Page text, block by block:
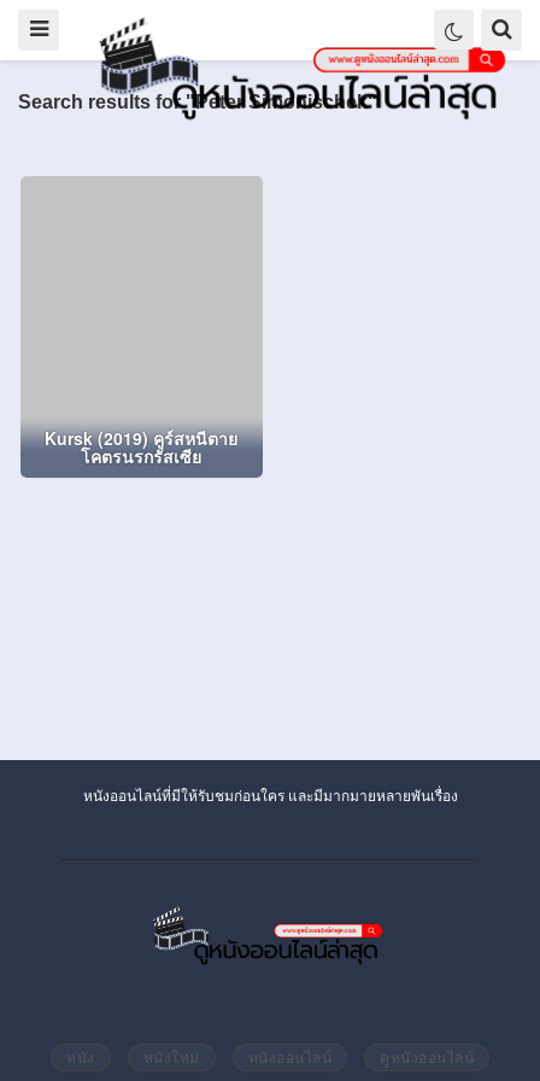
Search results for "Peter Simonischek"
Kursk (2019) คูร์สหนีตาย
โคตรนรกรัสเซีย
หนังออนไลน์ที่มีให้รับชมก่อนใคร และมีมากมายหลายพันเรื่อง
หนัง หนังใหม่ หนังออนไลน์ ดูหนังออนไลน์